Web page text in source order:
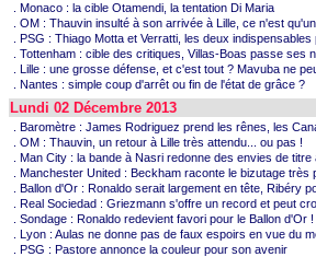
. Monaco : la cible Otamendi, la tentation Di Maria
. OM : Thauvin insulté à son arrivée à Lille, ce n'est
. PSG : Thiago Motta et Verratti, les deux
. Tottenham : cible des critiques, Villas-Boas passe ses
. Lille : une grosse défense, et c'est tout ? Mavuba ne
. Nantes : simple coup d'arrêt ou fin de l'état de grâce ?
Lundi 02 Décembre 2013
. Baromètre : James Rodriguez prend les rênes, les
. OM : Thauvin, un retour à Lille très attendu... ou pas !
. Man City : la bande à Nasri redonne des envies de titre
. Manchester United : Beckham raconte le bizutage
. Ballon d'Or : Ronaldo serait largement en tête, Ribéry
. Real Sociedad : Griezmann s'offre un record et peut
. Sondage : Ronaldo redevient favori pour le Ballon d'Or !
. Lyon : Aulas ne donne pas de faux espoirs en vue du
. PSG : Pastore annonce la couleur pour son avenir